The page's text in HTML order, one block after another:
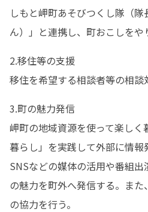
しもと岬町あそびつくし隊（
ん）」と連携し、町おこしをや
2.移住等の支援
移住を希望する相談者等の相談
3.町の魅力発信
岬町の地域資源を使って楽し
暮らし」を実践して外部に情報
SNSなどの媒体の活用や番組
の魅力を町外へ発信する。ま
の協力を行う。